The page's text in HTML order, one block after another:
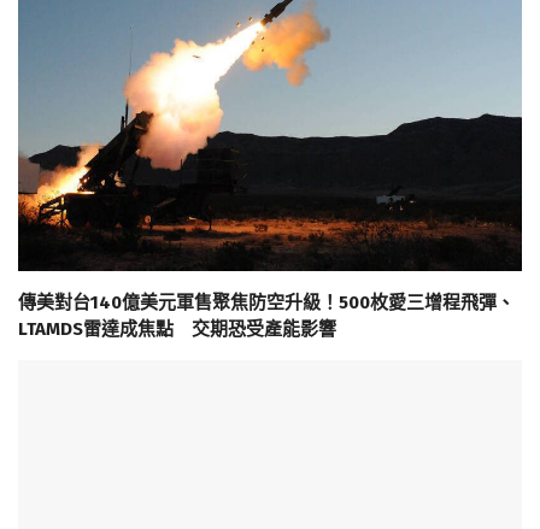
傳美對台140億美元軍售聚焦防空升級！500枚愛三增程飛彈、
LTAMDS雷達成焦點 交期恐受產能影響